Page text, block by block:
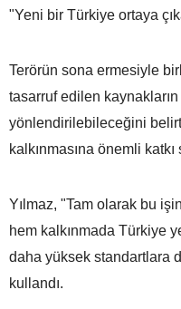
"Yeni bir Türkiye ortaya
Terörün sona ermesiyle
tasarruf edilen
yönlendirilebileceğini
kalkınmasına önemli
Yılmaz, "Tam olarak bu
hem kalkınmada Türkiye
daha yüksek standartlara
kullandı.